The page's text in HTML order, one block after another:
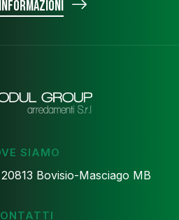
SIAMO
Bovisio-Masciago MB